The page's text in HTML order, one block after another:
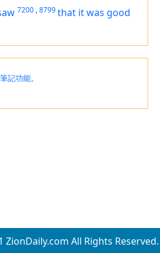
7200 ,8799that it was good
記功能。
All Rights Reserved.